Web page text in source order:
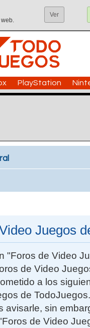
Ver
PlayStation
Juegos
"Foros de Video
de Video
a los
de
avisarle, sin
de Video